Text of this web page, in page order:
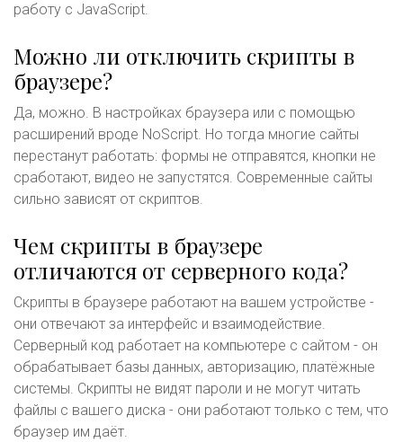
работу с JavaScript.
Можно ли отключить скрипты в
браузере?
Да, можно. В настройках браузера или с помощью
расширений вроде NoScript. Но тогда многие сайты
перестанут работать: формы не отправятся, кнопки не
сработают, видео не запустятся. Современные сайты
сильно зависят от скриптов.
Чем скрипты в браузере
отличаются от серверного кода?
Скрипты в браузере работают на вашем устройстве -
они отвечают за интерфейс и взаимодействие.
Серверный код работает на компьютере с сайтом - он
обрабатывает базы данных, авторизацию, платёжные
системы. Скрипты не видят пароли и не могут читать
файлы с вашего диска - они работают только с тем, что
браузер им даёт.